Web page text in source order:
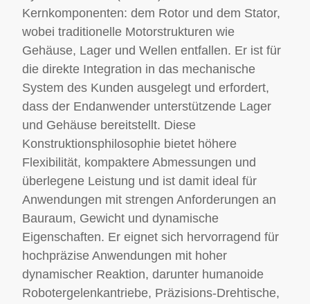
explosionsgeschützten
Zertifizierung: Begleitung
während des gesamten
Zertifizierungsprozesses,
um Kunden zu helfen,
häufige Konstruktionsfehler
zu vermeiden und die
beschleunigen.
Schneller technischer
Support: Technische
Servicezentren in den
wichtigsten
Industriegebieten
landesweit, mit Vor-Ort-
Reaktionszeit innerhalb
von 48 Stunden.
erheblich vereinfacht wird.
In Kombination mit einer
hohlen
werden Anwendung und
Integration der
komfortabler und
zu höherem Drehmoment,
kleinerer Größe und
geringerem Gewicht. Im
Vergleich zu Harmonic-
Gelenkmodulen weist das
Planetengetriebe-
Gelenkmodul ein kleineres
Untersetzungsverhältnis,
eine höhere
Ausgangsdrehzahl und
eine höhere
Drehmomentdichte auf,
wodurch es sich besser für
Anwendungen mit mittlerer
Wir bieten
auch Anpassungsservices an,
die auf die spezifischen
Anforderungen der Kunden
zugeschnitten sind.
Mit Kernvorteilen
wie Hochgeschwindigkeitsleistung,
Stoßfestigkeit und
Kernkomponenten: dem Rotor und dem Stator,
wobei traditionelle Motorstrukturen wie
Gehäuse, Lager und Wellen entfallen. Er ist für
die direkte Integration in das mechanische
System des Kunden ausgelegt und erfordert,
dass der Endanwender unterstützende Lager
und Gehäuse bereitstellt. Diese
Konstruktionsphilosophie bietet höhere
Flexibilität, kompaktere Abmessungen und
überlegene Leistung und ist damit ideal für
Anwendungen mit strengen Anforderungen an
Bauraum, Gewicht und dynamische
Eigenschaften. Er eignet sich hervorragend für
hochpräzise Anwendungen mit hoher
dynamischer Reaktion, darunter humanoide
Robotergelenkantriebe, Präzisions-Drehtische,